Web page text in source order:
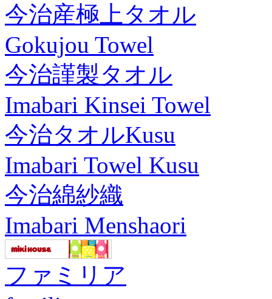
今治産極上タオル
Gokujou Towel
今治謹製タオル
Imabari Kinsei Towel
今治タオルKusu
Imabari Towel Kusu
今治綿紗織
Imabari Menshaori
ファミリア